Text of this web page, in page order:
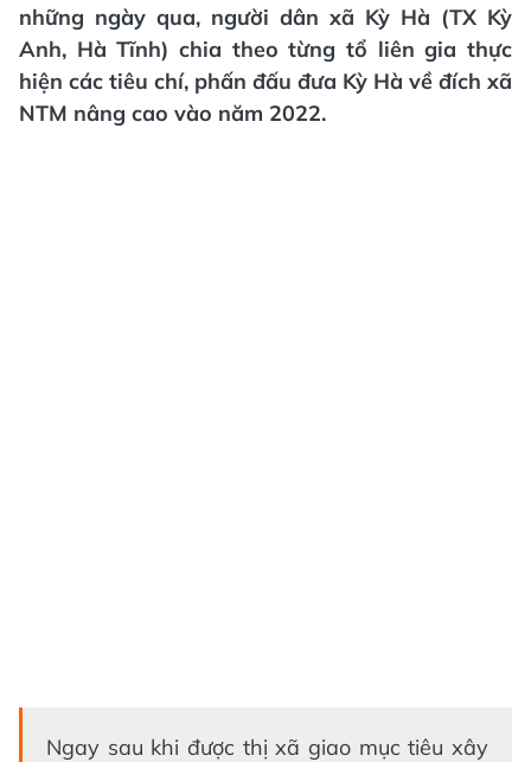
những ngày qua, người dân xã Kỳ Hà (TX Kỳ
Anh, Hà Tĩnh) chia theo từng tổ liên gia thực
hiện các tiêu chí, phấn đấu đưa Kỳ Hà về đích xã
NTM nâng cao vào năm 2022.
Ngay sau khi được thị xã giao mục tiêu xây